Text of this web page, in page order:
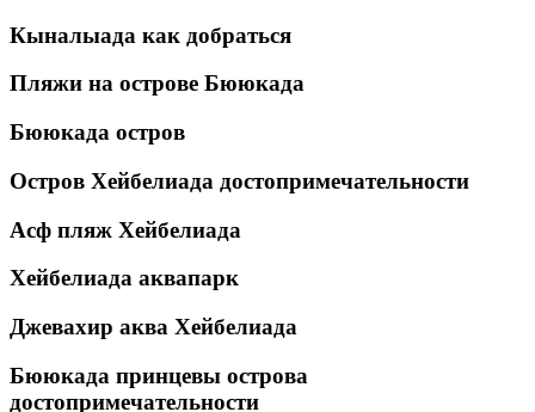
Кыналыада как добраться
Пляжи на острове Бююкада
Бююкада остров
Остров Хейбелиада достопримечательности
Асф пляж Хейбелиада
Хейбелиада аквапарк
Джевахир аква Хейбелиада
Бююкада принцевы острова
достопримечательности